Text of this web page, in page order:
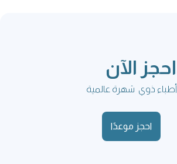
احجز الآن
أطباء ذوي شهرة عالمية
احجز موعدًا